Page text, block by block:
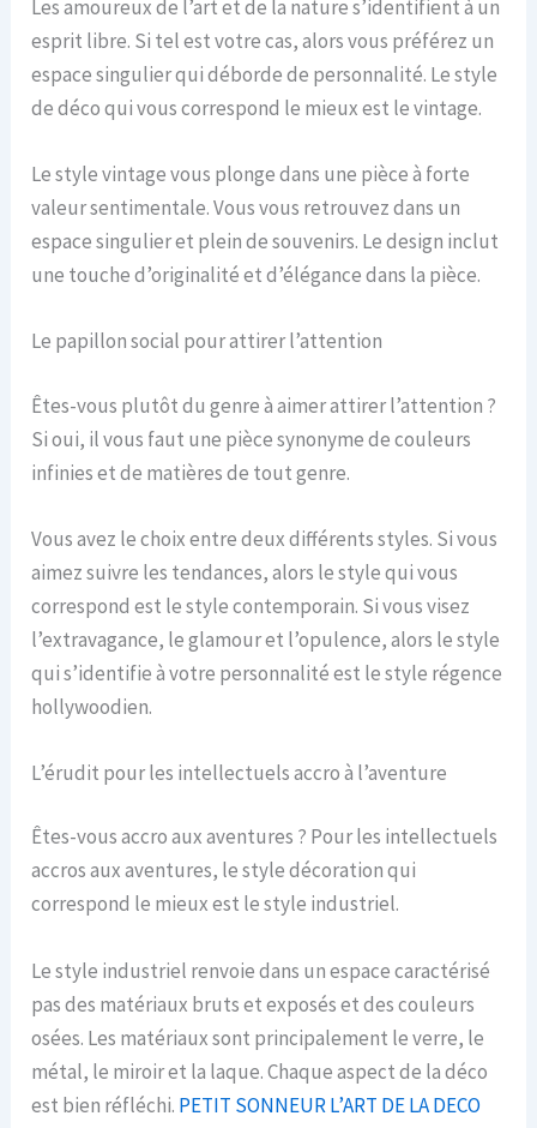
Les amoureux de l’art et de la nature s’identifient à un
esprit libre. Si tel est votre cas, alors vous préférez un
espace singulier qui déborde de personnalité. Le style
de déco qui vous correspond le mieux est le vintage.
Le style vintage vous plonge dans une pièce à forte
valeur sentimentale. Vous vous retrouvez dans un
espace singulier et plein de souvenirs. Le design inclut
une touche d’originalité et d’élégance dans la pièce.
Le papillon social pour attirer l’attention
Êtes-vous plutôt du genre à aimer attirer l’attention ?
Si oui, il vous faut une pièce synonyme de couleurs
infinies et de matières de tout genre.
Vous avez le choix entre deux différents styles. Si vous
aimez suivre les tendances, alors le style qui vous
correspond est le style contemporain. Si vous visez
l’extravagance, le glamour et l’opulence, alors le style
qui s’identifie à votre personnalité est le style régence
hollywoodien.
L’érudit pour les intellectuels accro à l’aventure
Êtes-vous accro aux aventures ? Pour les intellectuels
accros aux aventures, le style décoration qui
correspond le mieux est le style industriel.
Le style industriel renvoie dans un espace caractérisé
pas des matériaux bruts et exposés et des couleurs
osées. Les matériaux sont principalement le verre, le
métal, le miroir et la laque. Chaque aspect de la déco
est bien réfléchi. PETIT SONNEUR L’ART DE LA DECO